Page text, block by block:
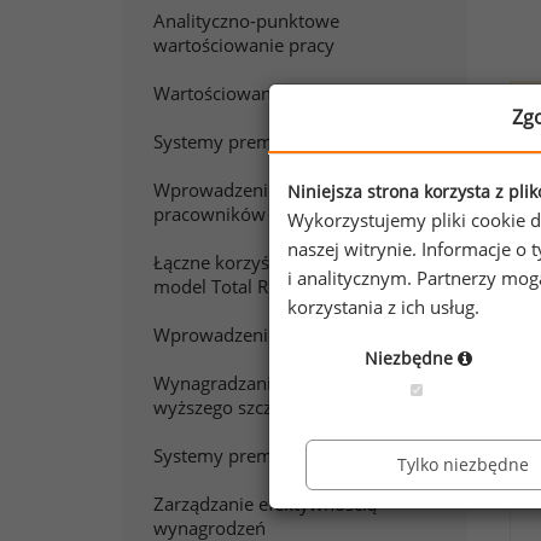
Analityczno-punktowe
wartościowanie pracy
Wartościowanie stanowisk pracy
Systemy premiowania
Wprowadzenie do wynagradzania
pracowników sprzedaży
Łączne korzyści z pracy. Polski
model Total Rewards
Wprowadzenie do wynagradzania
Wynagradzanie menedżerów
wyższego szczebla
Systemy premiowania w praktyce
Zarządzanie efektywnością
wynagrodzeń
Niniejsza strona korzysta z
Wykorzystujemy pliki cookie
naszej witrynie. Informacje o
i analitycznym. Partnerzy
korzystania z ich usług.
Niezbędne
Tylko niezbędne